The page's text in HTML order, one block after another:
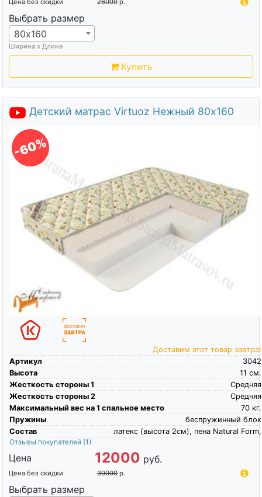
Выбрать размер
80х160
Ширина х Длина
Купить
Детский матрас Virtuoz Нежный 80х160
-60%
Доставим этот товар завтра!
Артикул
3042
Высота
см.
11
Жесткость стороны 1
Средняя
Жесткость стороны 2
Средняя
Максимальный вес на 1 спальное место
кг.
70
Пружины
беспружинный блок
Состав
латекс (высота 2см), пена Natural Form,
Отзывы покупателей (1)
Цена 12000 руб.
Цена без скидки 30000 р.
Выбрать размер